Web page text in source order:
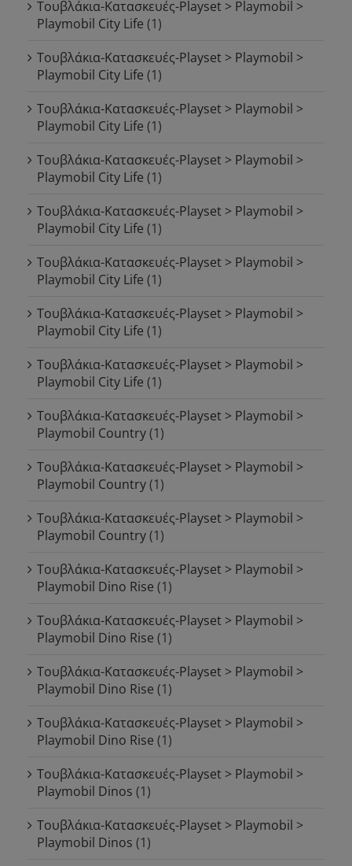
Τουβλάκια-Κατασκευές-Playset > Playmobil >
Playmobil City Life (1)
Τουβλάκια-Κατασκευές-Playset > Playmobil >
Playmobil City Life (1)
Τουβλάκια-Κατασκευές-Playset > Playmobil >
Playmobil City Life (1)
Τουβλάκια-Κατασκευές-Playset > Playmobil >
Playmobil City Life (1)
Τουβλάκια-Κατασκευές-Playset > Playmobil >
Playmobil City Life (1)
Τουβλάκια-Κατασκευές-Playset > Playmobil >
Playmobil City Life (1)
Τουβλάκια-Κατασκευές-Playset > Playmobil >
Playmobil City Life (1)
Τουβλάκια-Κατασκευές-Playset > Playmobil >
Playmobil City Life (1)
Τουβλάκια-Κατασκευές-Playset > Playmobil >
Playmobil Country(1)
Τουβλάκια-Κατασκευές-Playset > Playmobil >
Playmobil Country(1)
Τουβλάκια-Κατασκευές-Playset > Playmobil >
Playmobil Country(1)
Τουβλάκια-Κατασκευές-Playset > Playmobil >
Playmobil Dino Rise (1)
Τουβλάκια-Κατασκευές-Playset > Playmobil >
Playmobil Dino Rise (1)
Τουβλάκια-Κατασκευές-Playset > Playmobil >
Playmobil Dino Rise (1)
Τουβλάκια-Κατασκευές-Playset > Playmobil >
Playmobil Dino Rise (1)
Τουβλάκια-Κατασκευές-Playset > Playmobil >
Playmobil Dinos (1)
Τουβλάκια-Κατασκευές-Playset > Playmobil >
Playmobil Dinos (1)